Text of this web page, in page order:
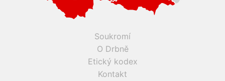
Soukromí
O Drbně
Etický kodex
Kontakt